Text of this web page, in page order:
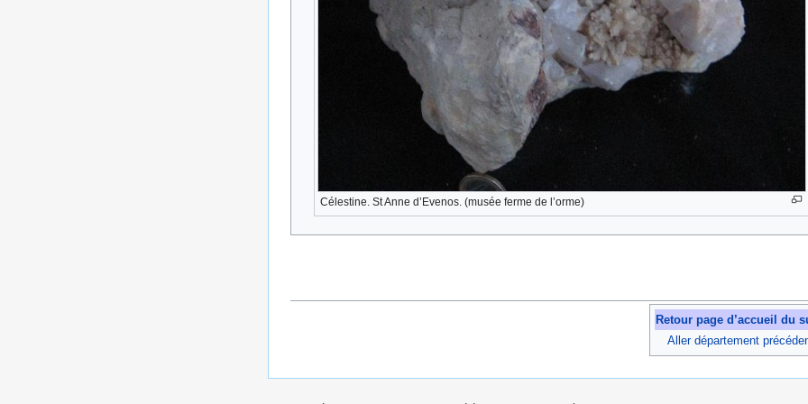
Célestine. St Anne d’Evenos. (musée ferme de l’orme)
Retour page d’accueil du
Aller département